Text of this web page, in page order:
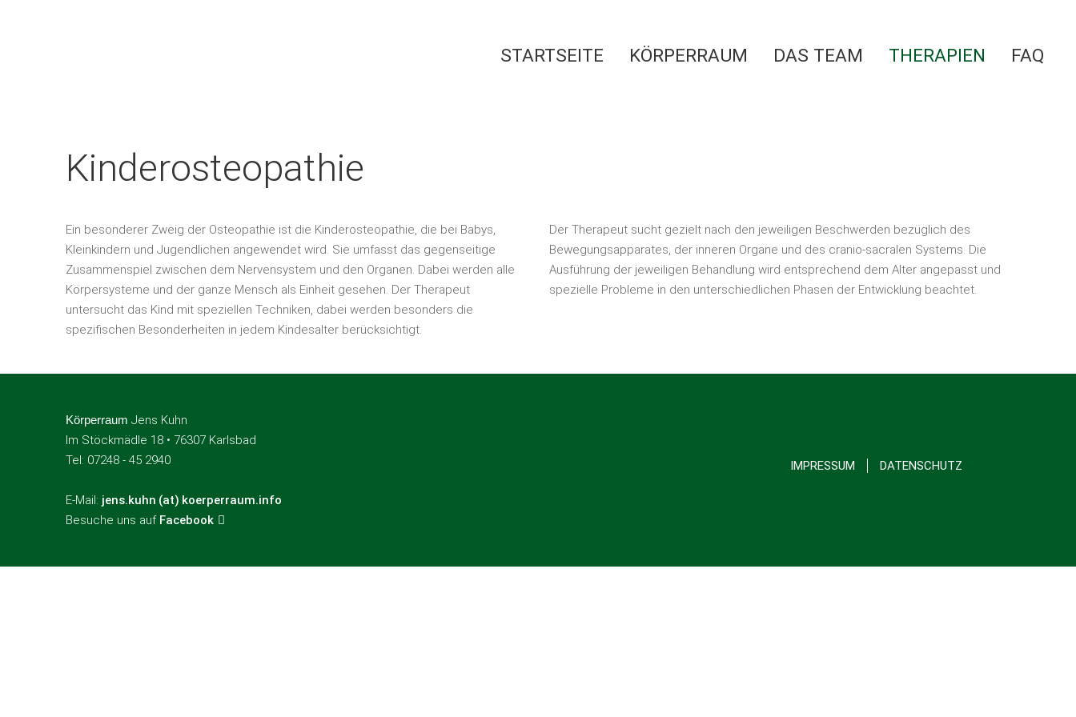
STARTSEITE KÖRPERRAUM DAS TEAM THERAPIEN FAQ
Kinderosteopathie
Ein besonderer Zweig der Osteopathie ist die Kinderosteopathie, die bei Babys,
Kleinkindern und Jugendlichen angewendet wird. Sie umfasst das gegenseitige
Zusammenspiel zwischen dem Nervensystem und den Organen. Dabei werden alle
Körpersysteme und der ganze Mensch als Einheit gesehen. Der Therapeut
untersucht das Kind mit speziellen Techniken, dabei werden besonders die
spezifischen Besonderheiten in jedem Kindesalter berücksichtigt.
Der Therapeut sucht gezielt nach den jeweiligen Beschwerden bezüglich des
Bewegungsapparates, der inneren Organe und des cranio-sacralen Systems. Die
Ausführung der jeweiligen Behandlung wird entsprechend dem Alter angepasst und
spezielle Probleme in den unterschiedlichen Phasen der Entwicklung beachtet.
Körperraum Jens Kuhn
Im Stöckmädle 18 • 76307 Karlsbad
Tel: 07248 - 45 2940
E-Mail: jens.kuhn (at) koerperraum.info
Besuche uns auf Facebook
IMPRESSUM DATENSCHUTZ